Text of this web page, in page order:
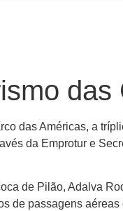
das
das Américas, a
da Emprotur e
de Pilão, Adalva
de passagens